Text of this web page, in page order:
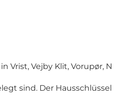
Vejby Klit, Vorupør, Nr.
sind. Der